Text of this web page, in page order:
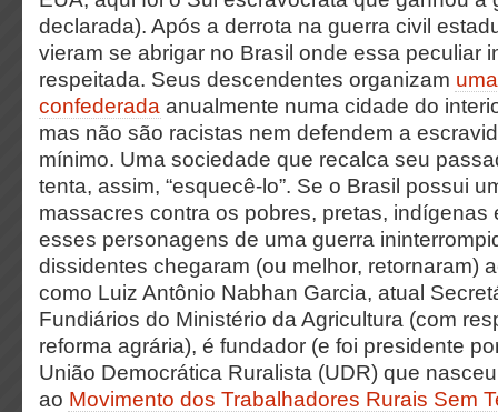
declarada). Após a derrota na guerra civil
vieram se abrigar no Brasil onde essa peculiar
respeitada. Seus descendentes organizam
confederada anualmente numa cidade do
mas não são racistas nem defendem a
mínimo. Uma sociedade que recalca seu
tenta, assim, “esquecê-lo”. Se o Brasil possui
massacres contra os pobres, pretas, indígenas
esses personagens de uma guerra
dissidentes chegaram (ou melhor, retornaram)
como Luiz Antônio Nabhan Garcia, atual
Fundiários do Ministério da Agricultura (com
reforma agrária), é fundador (e foi presidente
União Democrática Ruralista (UDR) que
ao Movimento dos Trabalhadores Rurais Sem